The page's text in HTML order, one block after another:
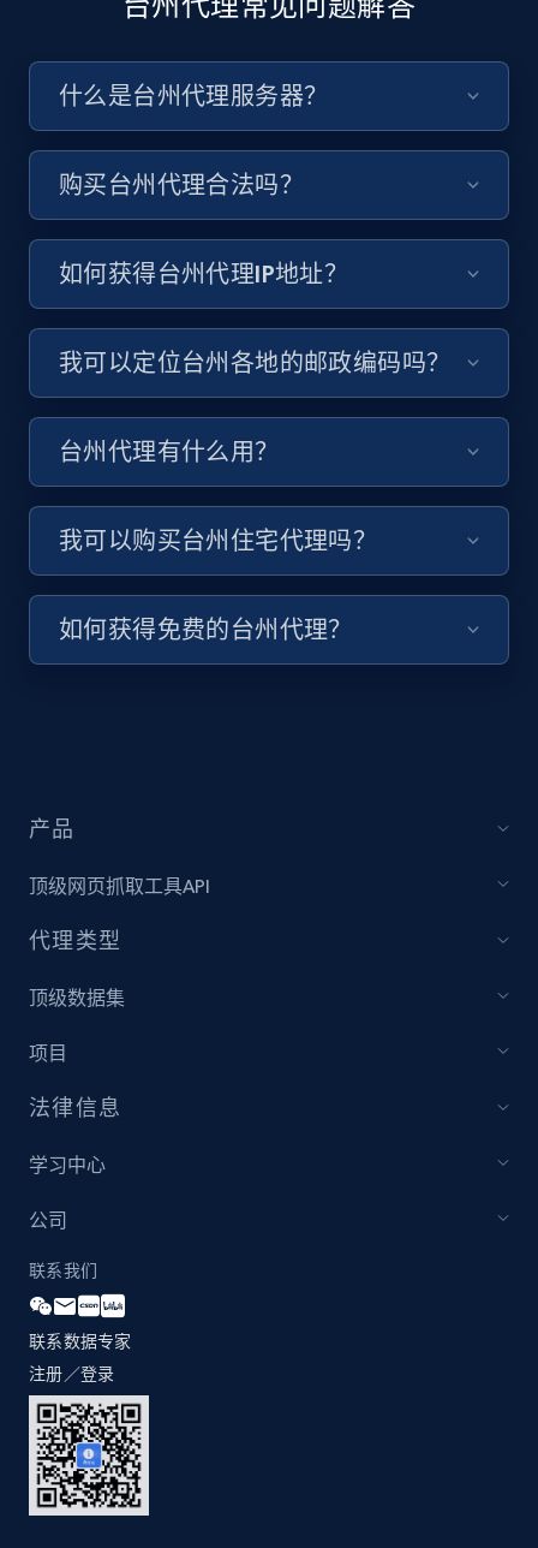
什么是台州代理服务器？
购买台州代理合法吗？
如何获得台州代理IP地址？
我可以定位台州各地的邮政编码吗？
台州代理有什么用？
我可以购买台州住宅代理吗？
如何获得免费的台州代理？
产品
顶级网页抓取工具API
代理类型
顶级数据集
项目
法律信息
学习中心
公司
联系我们
联系数据专家
注册／登录